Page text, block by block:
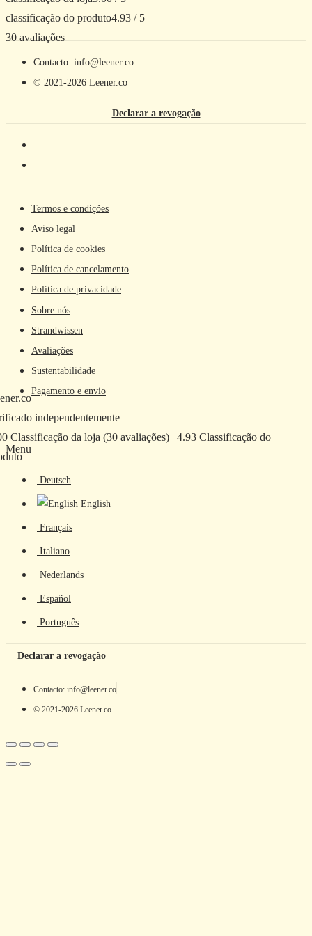
classificação do produto4.93 / 5
30 avaliações
Contacto: info@leener.co
© 2021-2026 Leener.co
Declarar a revogação
Termos e condições
Aviso legal
Política de cookies
Política de cancelamento
Política de privacidade
Sobre nós
Strandwissen
Avaliações
Sustentabilidade
Pagamento e envio
independentemente
Classificação da loja (30 avaliações) | 4.93 Classificação do
Menu
Deutsch
English
Français
Italiano
Nederlands
Español
Português
Declarar a revogação
Contacto: info@leener.co
© 2021-2026 Leener.co